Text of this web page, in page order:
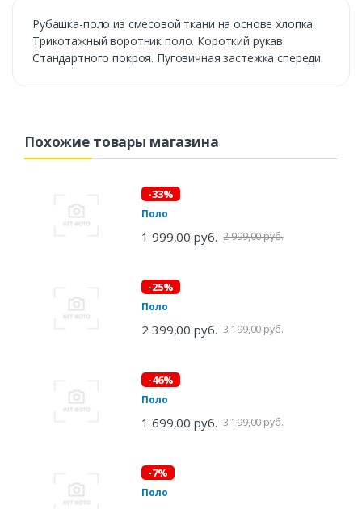
Рубашка-поло из смесовой ткани на основе хлопка.
Трикотажный воротник поло. Короткий рукав.
Стандартного покроя. Пуговичная застежка спереди.
Похожие товары магазина
-33%
Поло
1 999,00 руб. 2 999,00 руб.
-25%
Поло
2 399,00 руб. 3 199,00 руб.
-46%
Поло
1 699,00 руб. 3 199,00 руб.
-7%
Поло